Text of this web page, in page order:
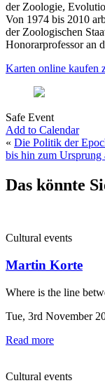
der Zoologie,
Von 1974 bis 2010
der Zoologischen
Honorarprofessor an
Karten online
Safe Event
Add to Calendar
« Die Politik der
bis hin zum Ursprung
Das könnte
Cultural events
Martin Korte
Where is the line
Tue, 3rd November
Read more
Cultural events